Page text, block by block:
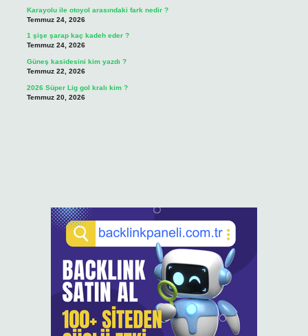
Karayolu ile otoyol arasındaki fark nedir ?
Temmuz 24, 2026
1 şişe şarap kaç kadeh eder ?
Temmuz 24, 2026
Güneş kasidesini kim yazdı ?
Temmuz 22, 2026
2026 Süper Lig gol kralı kim ?
Temmuz 20, 2026